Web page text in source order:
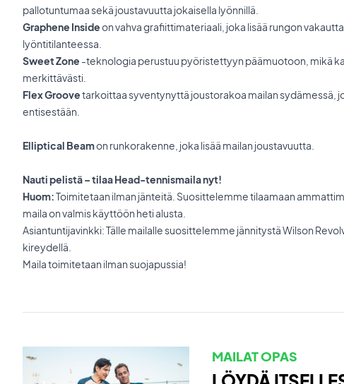
pallotuntumaa sekä joustavuutta jokaisella lyönnillä.
Graphene Insideon vahva grafiittimateriaali, joka lisää rungon
lyöntitilanteessa.
Sweet Zone -teknologia perustuu pyöristettyyn päämuotoon, mikä
merkittävästi.
Flex Groovetarkoittaa syventynyttä joustorakoa mailan sydämessä,
entisestään.
Elliptical Beamon runkorakenne, joka lisää mailan joustavuutta.
Nauti pelistä – tilaa Head-tennismaila nyt!
Huom:Toimitetaan ilman jänteitä. Suosittelemme tilaamaan
maila on valmis käyttöön heti alusta.
Asiantuntijavinkki: Tälle mailalle suosittelemme jännitystä Wilson
kireydellä.
Maila toimitetaan ilman suojapussia!
MAILAT OPAS